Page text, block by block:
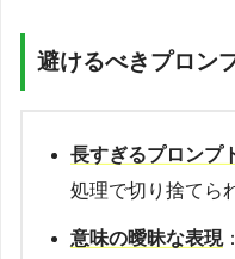
避けるべきプロン
長すぎるプロンプ
処理で切り捨てら
意味の曖昧な表現